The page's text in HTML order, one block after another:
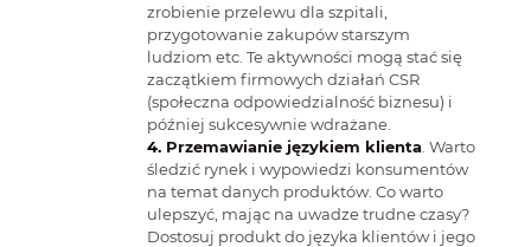
zrobienie przelewu dla szpitali,
przygotowanie zakupów starszym
ludziom etc. Te aktywności mogą stać się
zaczątkiem firmowych działań CSR
(społeczna odpowiedzialność biznesu) i
później sukcesywnie wdrażane.
Przemawianie językiem klienta. Warto
śledzić rynek i wypowiedzi konsumentów
na temat danych produktów. Co warto
ulepszyć, mając na uwadze trudne czasy?
Dostosuj produkt do języka klientów i jego